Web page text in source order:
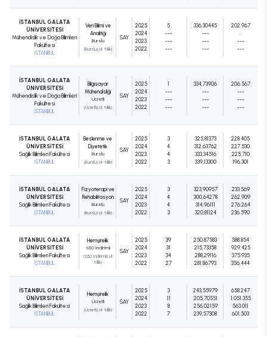
İSTANBUL GALATA
ÜNİVERSİTESİ
Mühendislik ve Doğa Bilimleri
Fakültesi
İSTANBUL
Veri Bilimi ve
Analitiği
Burslu
(Burslu) (4 Yıllık)
SAY
2025
2024
2023
2022
5
---
---
---
336,30445
---
---
---
202.967
---
---
İSTANBUL GALATA
ÜNİVERSİTESİ
Mühendislik ve Doğa Bilimleri
Fakültesi
İSTANBUL
Bilgisayar
Mühendisliği
Ücretli
(Ücretli) (4 Yıllık)
SAY
2025
2024
2023
2022
1
---
---
---
334,73906
---
---
---
206.567
---
---
---
İSTANBUL GALATA
ÜNİVERSİTESİ
Sağlık Bilimleri Fakültesi
İSTANBUL
Beslenme ve
Diyetetik
Burslu
(Burslu) (4 Yıllık)
SAY
2025
2024
2023
2022
3
4
4
3
325,81373
312,63762
333,34516
339,13300
228.405
227.530
225.710
196.301
İSTANBUL GALATA
ÜNİVERSİTESİ
Sağlık Bilimleri Fakültesi
İSTANBUL
Fizyoterapi ve
Rehabilitasyon
Burslu
(Burslu) (4 Yıllık)
SAY
2025
2024
2023
2022
3
4
4
3
323,90957
300,64278
314,96111
320,81124
233.569
262.909
276.264
236.590
İSTANBUL GALATA
ÜNİVERSİTESİ
Sağlık Bilimleri Fakültesi
İSTANBUL
Hemşirelik
%50 İndirimli
(%50 İndirimli) (4
Yıllık)
SAY
2025
2024
2023
2022
39
31
34
27
250,87583
215,73358
288,29116
281,86793
588.854
929.425
375.935
356.444
İSTANBUL GALATA
ÜNİVERSİTESİ
Sağlık Bilimleri Fakültesi
İSTANBUL
Hemşirelik
Ücretli
(Ücretli) (4 Yıllık)
SAY
2025
2024
2023
2022
3
11
8
7
243,55979
205,70551
256,02159
239,57308
658.247
1.051.355
563.011
601.503